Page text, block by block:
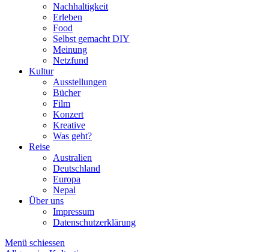
Nachhaltigkeit
Erleben
Food
Selbst gemacht DIY
Meinung
Netzfund
Kultur
Ausstellungen
Bücher
Film
Konzert
Kreative
Was geht?
Reise
Australien
Deutschland
Europa
Nepal
Über uns
Impressum
Datenschutzerklärung
Menü schiessen